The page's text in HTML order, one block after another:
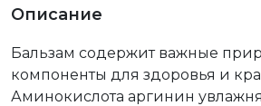
Описание
Бальзам содержит важные
компоненты для здоровья и
Аминокислота аргинин